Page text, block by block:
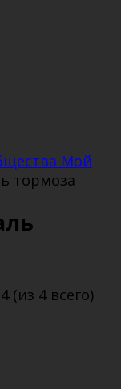
Мой
тормоза
(из 4 всего)